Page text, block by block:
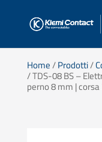
Home/Prodotti/
/ TDS-08 BS –
perno 8 mm |